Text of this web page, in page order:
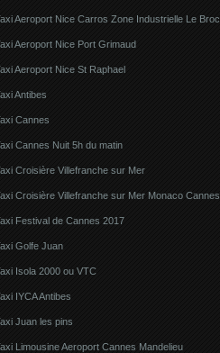
Aeroport Nice Carros Zone Industrielle Le Broc
Aeroport Nice Port Grimaud
Aeroport Nice St Raphael
Antibes
Cannes
Cannes Nuit 5h du matin
Croisière Villefranche sur Mer
Croisière Villefranche sur Mer Monaco Cannes
Festival de Cannes 2017
Golfe Juan
Isola 2000 ou VTC
IYCA Antibes
Juan les pins
Limousine Aeroport Cannes Mandelieu